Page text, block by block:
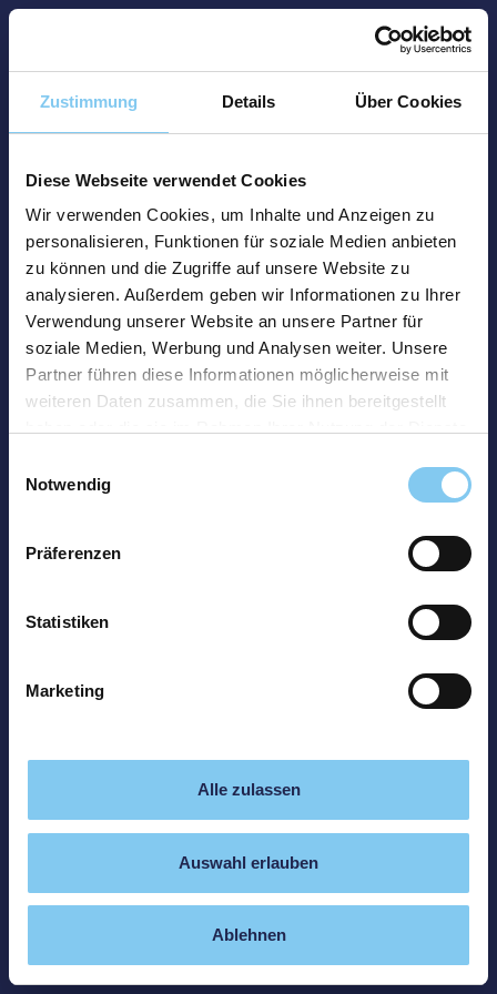
Zustimmung Details Über Cookies
Diese Webseite verwendet Cookies
Wir verwenden Cookies, um Inhalte und Anzeigen zu
personalisieren, Funktionen für soziale Medien anbieten
zu können und die Zugriffe auf unsere Website zu
analysieren. Außerdem geben wir Informationen zu Ihrer
Verwendung unserer Website an unsere Partner für
soziale Medien, Werbung und Analysen weiter. Unsere
Partner führen diese Informationen möglicherweise mit
weiteren Daten zusammen, die Sie ihnen bereitgestellt
Notwendig
Präferenzen
Statistiken
Marketing
Alle zulassen
Auswahl erlauben
Ablehnen